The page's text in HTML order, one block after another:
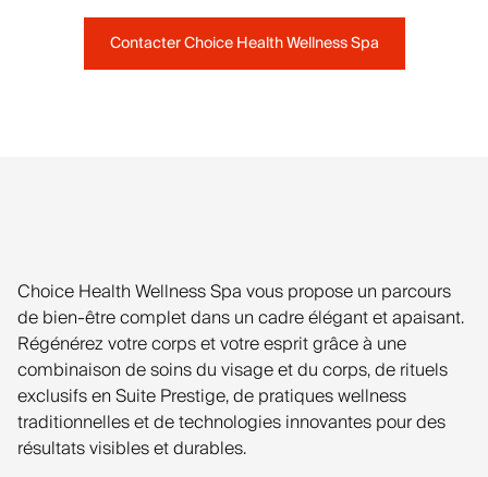
Contacter Choice Health Wellness Spa
Choice Health Wellness Spa vous propose un parcours
de bien-être complet dans un cadre élégant et apaisant.
Régénérez votre corps et votre esprit grâce à une
combinaison de soins du visage et du corps, de rituels
exclusifs en Suite Prestige, de pratiques wellness
traditionnelles et de technologies innovantes pour des
résultats visibles et durables.